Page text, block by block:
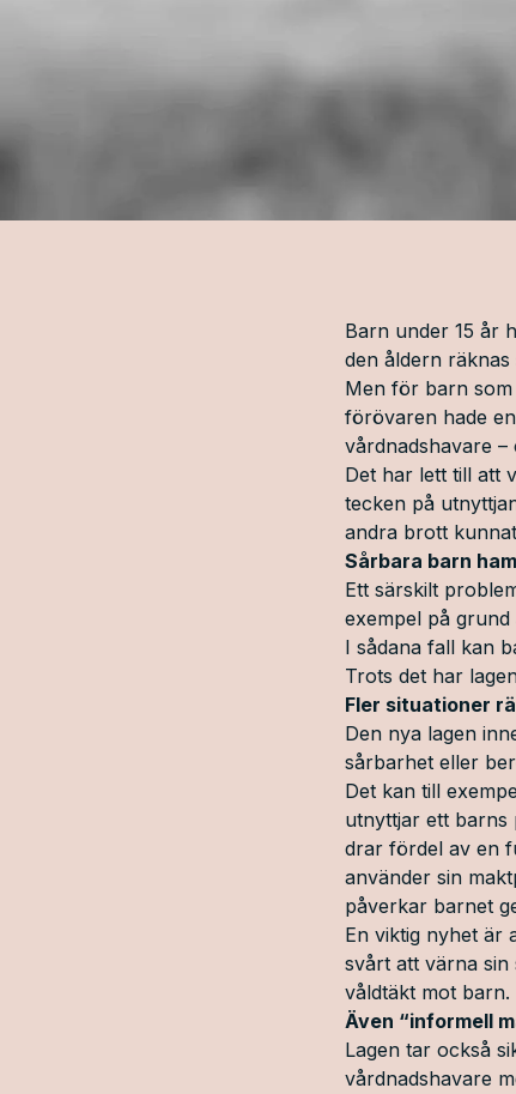
Barn under 15 år
den åldern
Men för barn som
förövaren hade
vårdnadshavare
Det har lett till att
tecken på
andra brott
Sårbara barn
Ett särskilt
exempel på
I sådana fall kan
Trots det har
Fler situationer
Den nya lagen
sårbarhet eller
Det kan till
utnyttjar ett barns
drar fördel av en
använder sin
påverkar barnet
En viktig nyhet är
svårt att värna sin
våldtäkt mot barn.
Även “informell
Lagen tar också
vårdnadshavare